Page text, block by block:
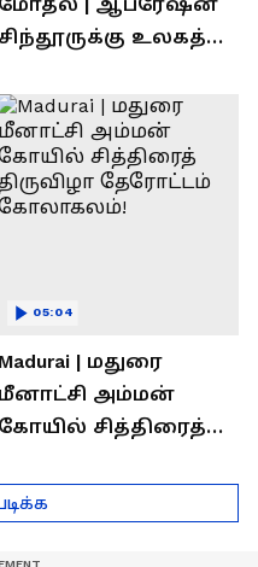
சிந்தூருக்கு உலகத்
என்ன?
Madurai | மதுரை
மீனாட்சி அம்மன்
கோயில் சித்திரைத்
05:04